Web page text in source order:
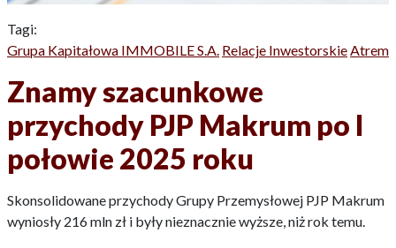
Tagi:
Grupa Kapitałowa IMMOBILE S.A. Relacje InwestorskieAtrem
Znamy szacunkowe
przychody PJP Makrum po I
połowie 2025 roku
Skonsolidowane przychody Grupy Przemysłowej PJP Makrum
wyniosły 216 mln zł i były nieznacznie wyższe, niż rok temu.